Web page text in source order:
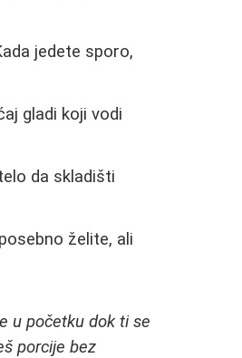
jedete sporo,
gladi koji vodi
da skladišti
želite, ali
u početku dok ti se
porcije bez